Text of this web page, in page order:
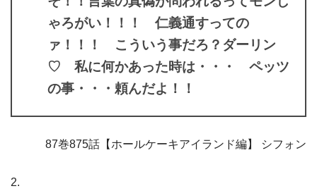
ゃろがい！！！ 仁義通すっての
ァ！！！ こういう事だろ？ダーリン
♡ 私に何かあった時は・・・ ペッツ
の事・・・頼んだよ！！
87巻875話【ホールケーキアイランド編】 シフォン
2.